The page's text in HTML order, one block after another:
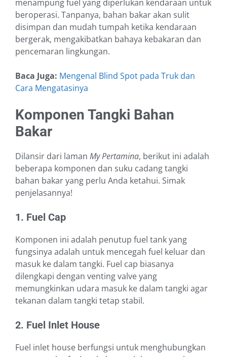
menampung fuel yang diperlukan kendaraan untuk
beroperasi. Tanpanya, bahan bakar akan sulit
disimpan dan mudah tumpah ketika kendaraan
bergerak, mengakibatkan bahaya kebakaran dan
pencemaran lingkungan.
Baca Juga: Mengenal Blind Spot pada Truk dan
Cara Mengatasinya
Komponen Tangki Bahan
Bakar
Dilansir dari laman My Pertamina, berikut ini adalah
beberapa komponen dan suku cadang tangki
bahan bakar yang perlu Anda ketahui. Simak
penjelasannya!
1. Fuel Cap
Komponen ini adalah penutup fuel tank yang
fungsinya adalah untuk mencegah fuel keluar dan
masuk ke dalam tangki. Fuel cap biasanya
dilengkapi dengan venting valve yang
memungkinkan udara masuk ke dalam tangki agar
tekanan dalam tangki tetap stabil.
2. Fuel Inlet House
Fuel inlet house berfungsi untuk menghubungkan